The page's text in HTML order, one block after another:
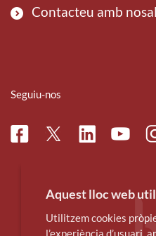
Contacteu amb
Seguiu-nos
FacebookTwitterLinkedin
Aquest lloc web
Utilitzem cookies
l’experiència d’usuari,